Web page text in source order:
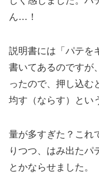
ん…！
説明書には「パテを
書いてあるのですが
ったので、押し込む
均す（ならす）とい
量が多すぎた？これ
りつつ、はみ出たパ
とかならせました。